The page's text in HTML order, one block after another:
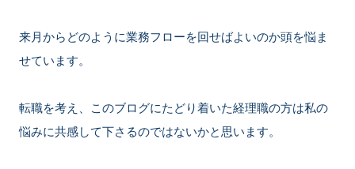
来月からどのように業務フローを回せばよいのか頭を悩ま
せています。
転職を考え、このブログにたどり着いた経理職の方は私の
悩みに共感して下さるのではないかと思います。